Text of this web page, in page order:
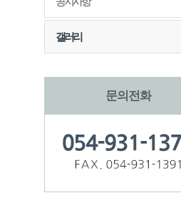
갤러리
문의전화